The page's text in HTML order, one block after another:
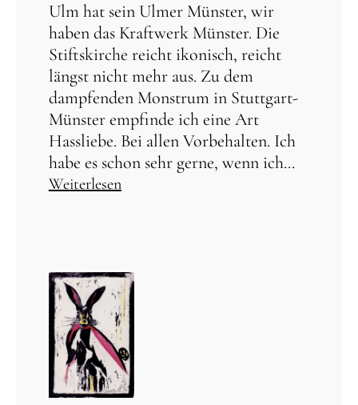
Ulm hat sein Ulmer Münster, wir
haben das Kraftwerk Münster. Die
Stiftskirche reicht ikonisch, reicht
längst nicht mehr aus. Zu dem
dampfenden Monstrum in Stuttgart-
Münster empfinde ich eine Art
Hassliebe. Bei allen Vorbehalten. Ich
habe es schon sehr gerne, wenn ich...
Weiterlesen